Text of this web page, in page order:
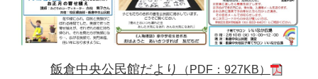
飯倉中央公民館だより （PDF：927KB）